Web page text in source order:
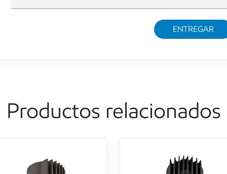
ENTREGAR
Productos relacionados